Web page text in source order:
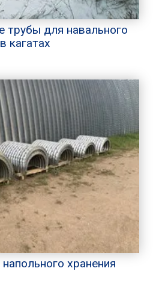
трубы для навального
кагатах
хранения